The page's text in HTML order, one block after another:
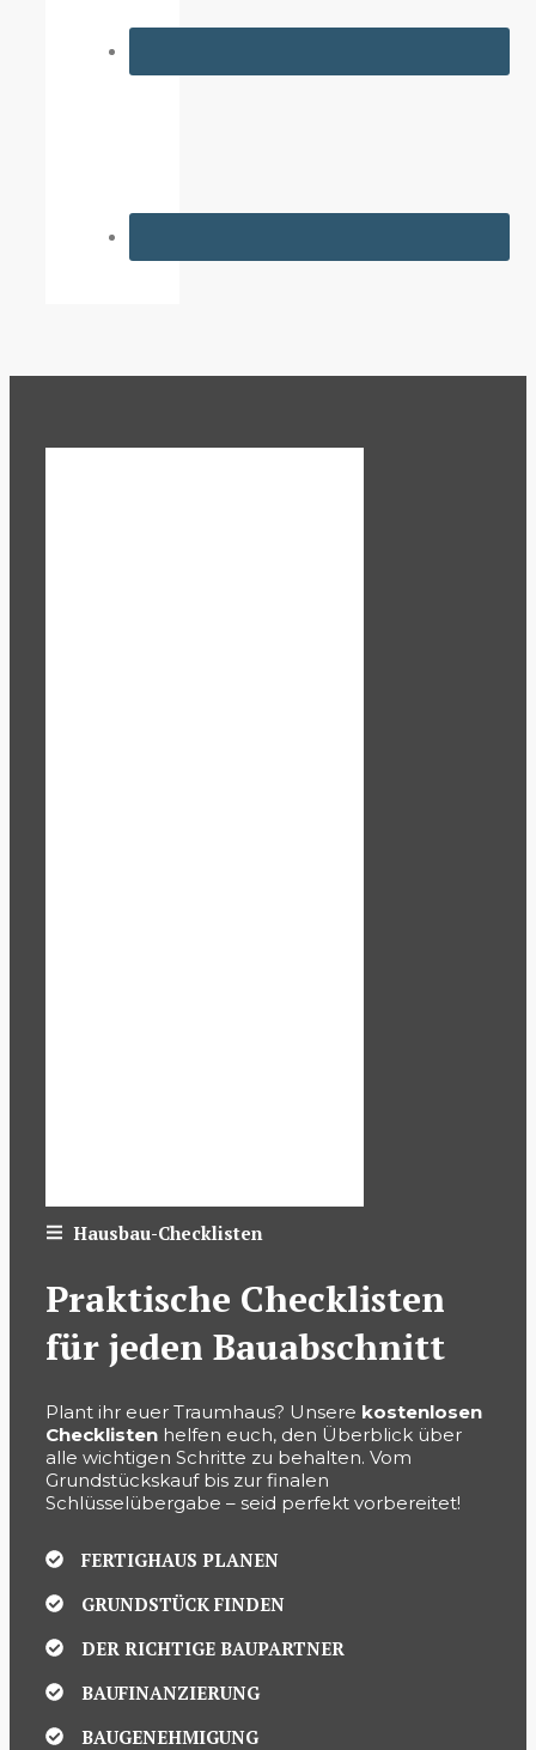
Hausbau-Checklisten
Praktische Checklisten
für jeden Bauabschnitt
Plant ihr euer Traumhaus? Unsere kostenlosen
Checklisten helfen euch, den Überblick über
alle wichtigen Schritte zu behalten. Vom
Grundstückskauf bis zur finalen
Schlüsselübergabe – seid perfekt vorbereitet!
FERTIGHAUS PLANEN
GRUNDSTÜCK FINDEN
DER RICHTIGE BAUPARTNER
BAUFINANZIERUNG
BAUGENEHMIGUNG